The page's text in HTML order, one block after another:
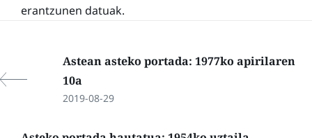
erantzunen datuak.
Astean asteko portada: 1977ko apirilaren
10a
2019-08-29